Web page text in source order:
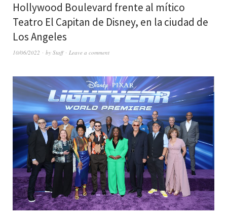
Hollywood Boulevard frente al mítico
Teatro El Capitan de Disney, en la ciudad de
Los Angeles
10/06/2022 by Staff Leave a comment